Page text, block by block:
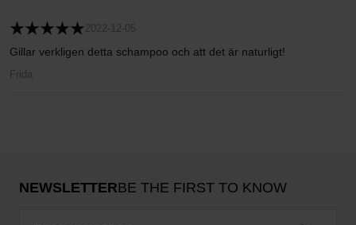
2022-12-05
Gillar verkligen detta schampoo och att det är naturligt!
Frida
NEWSLETTERBE THE FIRST TO KNOW